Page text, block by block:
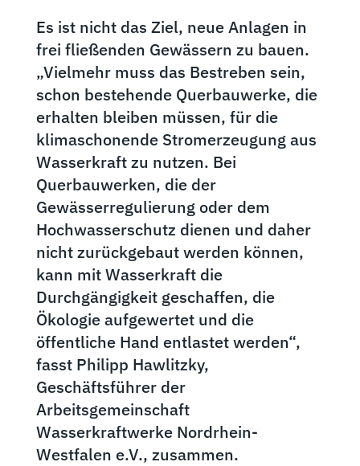
Es ist nicht das Ziel, neue Anlagen in
frei fließenden Gewässern zu bauen.
„Vielmehr muss das Bestreben sein,
schon bestehende Querbauwerke, die
erhalten bleiben müssen, für die
klimaschonende Stromerzeugung aus
Wasserkraft zu nutzen. Bei
Querbauwerken, die der
Gewässerregulierung oder dem
Hochwasserschutz dienen und daher
nicht zurückgebaut werden können,
kann mit Wasserkraft die
Durchgängigkeit geschaffen, die
Ökologie aufgewertet und die
öffentliche Hand entlastet werden“,
fasst Philipp Hawlitzky,
Geschäftsführer der
Arbeitsgemeinschaft
Wasserkraftwerke Nordrhein-
Westfalen e.V., zusammen.